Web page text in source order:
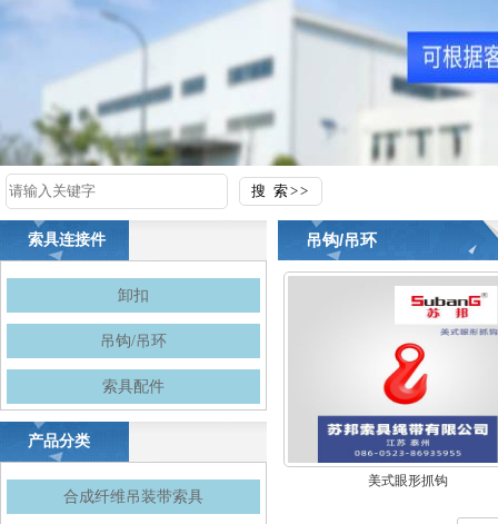
索具连接件
卸扣
吊钩/吊环
索具配件
产品分类
合成纤维吊装带索具
吊钩/吊环
美式眼形抓钩